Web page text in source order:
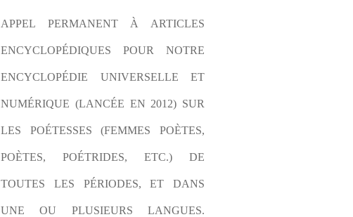
APPEL PERMANENT À ARTICLES
ENCYCLOPÉDIQUES POUR NOTRE
ENCYCLOPÉDIE UNIVERSELLE ET
NUMÉRIQUE (LANCÉE EN 2012) SUR
LES POÉTESSES (FEMMES POÈTES,
POÈTES, POÉTRIDES, ETC.) DE
TOUTES LES PÉRIODES, ET DANS
UNE OU PLUSIEURS LANGUES.